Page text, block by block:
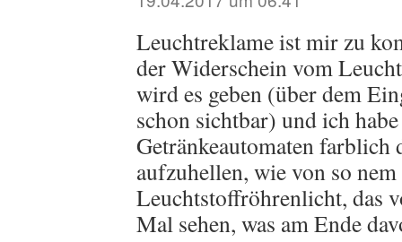
Leuchtreklame ist mir zu
der Widerschein vom
wird es geben (über dem
schon sichtbar) und ich
Getränkeautomaten farblich
aufzuhellen, wie von so
Leuchtstoffröhrenlicht, das
Mal sehen, was am Ende